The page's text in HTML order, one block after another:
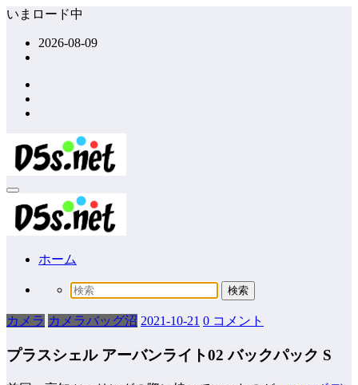
コ
ッ
プ
いまロード中
2026-08-09
ホーム
カメラ カメラバッグ沼 2021-10-21 0 コメント
プラスシェル アーバンライト02 バックパック S